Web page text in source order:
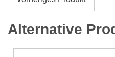
Name:*
Ihre E-Mail:*
Alternative